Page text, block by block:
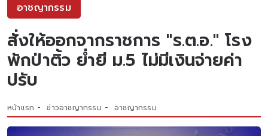
อาชญากรรม
สั่งให้ออกจากราชการ "ร.ต.อ." โรง
พักป่าติ้ว ย่ำยี ม.5 ไม่มีเงินจ่ายค่า
ปรับ
หน้าแรก ข่าวอาชญากรรม อาชญากรรม